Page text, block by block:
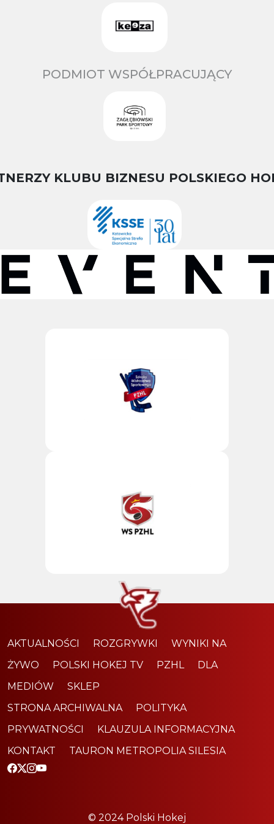
PODMIOT WSPÓŁPRACUJĄCY
KLUBU BIZNESU POLSKIEGO
AKTUALNOŚCI ROZGRYWKI
WYNIKI NA
ŻYWO
POLSKI HOKEJ TV PZHL
DLA
MEDIÓW
SKLEP
STRONA ARCHIWALNA
POLITYKA
PRYWATNOŚCI
KLAUZULA INFORMACYJNA
KONTAKT
TAURON METROPOLIA SILESIA
© 2024 Polski Hokej